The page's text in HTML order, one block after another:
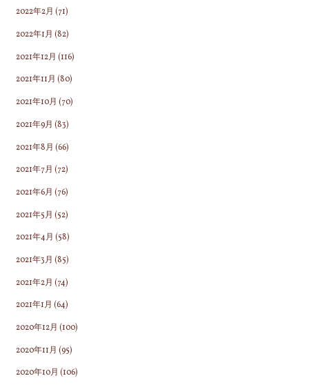
2022年2月 (71)
2022年1月 (82)
2021年12月 (116)
2021年11月 (80)
2021年10月 (70)
2021年9月 (83)
2021年8月 (66)
2021年7月 (72)
2021年6月 (76)
2021年5月 (52)
2021年4月 (58)
2021年3月 (85)
2021年2月 (74)
2021年1月 (64)
2020年12月 (100)
2020年11月 (95)
2020年10月 (106)